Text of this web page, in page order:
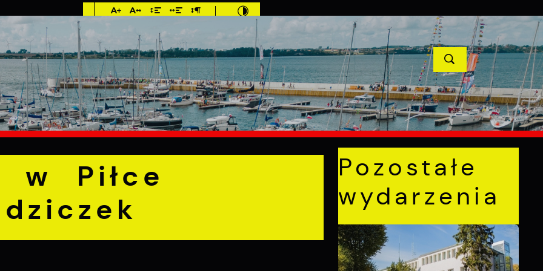
Imieniny: Dorota,
Konrad, Kajetan
MIESZKANIEC TURYSTYKA INWESTYCJE PROJEKTY UNIJNE KONTAKT
Siatkowej Młodziczek POPRZEDNI NASTĘPNY
w Piłce
Pozostałe
wydarzenia